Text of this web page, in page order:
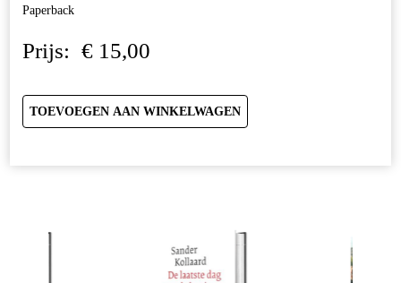
Paperback
Prijs: €15,00
TOEVOEGEN AAN WINKELWAGEN